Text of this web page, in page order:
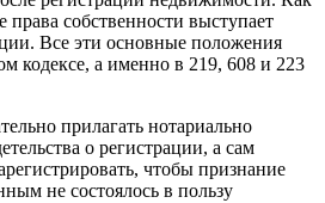
собственности выступает
Все эти основные положения
кодексе, а именно в 219, 608 и 223
прилагать нотариально
о регистрации, а сам
чтобы признание
не состоялось в пользу